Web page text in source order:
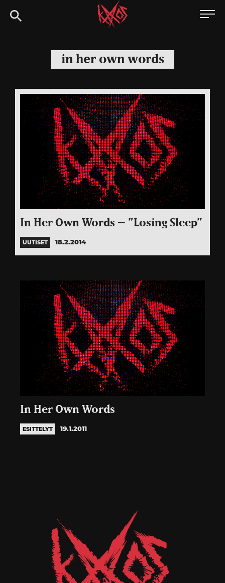
Siirry
suoraan
Kaaoszine
in her own words
In Her Own Words – ”Losing Sleep”
UUTISET 18.2.2014
In Her Own Words
ESITTELYT 19.1.2011